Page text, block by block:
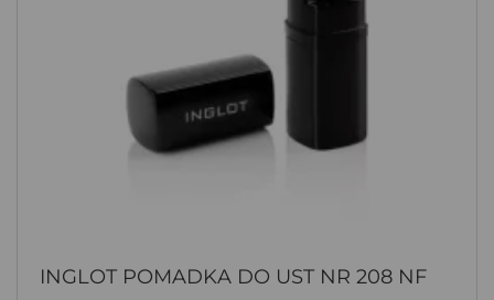
INGLOT POMADKA DO UST NR 208 NF